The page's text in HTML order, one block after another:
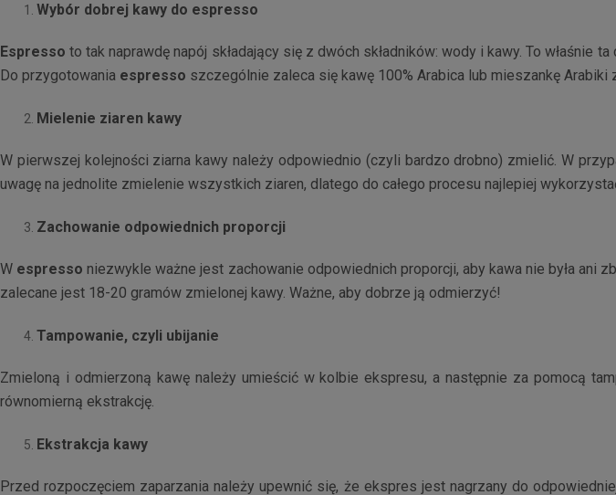
Wybór dobrej kawy do espresso
Espresso to tak naprawdę napój składający się z dwóch składników: wody i kawy. To właśnie
Do przygotowania espresso szczególnie zaleca się kawę 100% Arabica lub mieszankę
Mielenie ziaren kawy
W pierwszej kolejności ziarna kawy należy odpowiednio (czyli bardzo drobno) zmielić. W
uwagę na jednolite zmielenie wszystkich ziaren, dlatego do całego procesu najlepiej
Zachowanie odpowiednich proporcji
W espressoniezwykle ważne jest zachowanie odpowiednich proporcji, aby kawa nie była ani
zalecane jest 18-20 gramów zmielonej kawy. Ważne, aby dobrze ją odmierzyć!
Tampowanie, czyli ubijanie
Zmieloną i odmierzoną kawę należy umieścić w kolbie ekspresu, a następnie za pomocą
równomierną ekstrakcję.
Ekstrakcja kawy
Przed rozpoczęciem zaparzania należy upewnić się, że ekspres jest nagrzany do